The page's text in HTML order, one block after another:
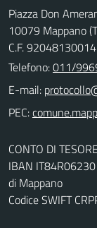
Piazza Don
10079 Mappano
C.F.
Telefono:011/
E-mail:
PEC:
CONTO DI
IBAN
di Mappano
Codice SWIFT